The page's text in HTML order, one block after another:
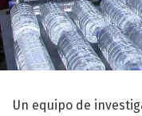
Un equipo de